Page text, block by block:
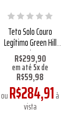
Teto Solo Couro
Legítimo Green Hill
Delta
R$299,90
em até5xde
R$59,98
ouR$284,91à
vista